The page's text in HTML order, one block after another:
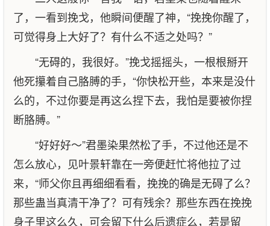
了，一看到挽戈，他瞬间便醒了神，“挽挽你醒了，
可觉得身上大好了？有什么不适之处吗？”
“无碍的，我很好。”挽戈摇摇头，一根根掰开
他死攥着自己胳膊的手，“你快松开些，本来是没什
么的，不过你要是再这么捏下去，我怕是要被你捏
断胳膊。”
“好好好～”君墨染果然松了手，不过他还是不
怎么放心，见叶景轩靠在一旁便赶忙将他拉了过
来，“师父你且再细细看看，挽挽的确是无碍了么？
那些蛊当真清干净了？可有残余？那些东西在挽挽
身子里这么久，可会留下什么后遗症么，若是留